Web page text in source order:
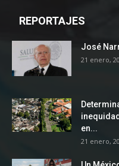
REPORTAJES
José
21 enero,
en...
21 enero,